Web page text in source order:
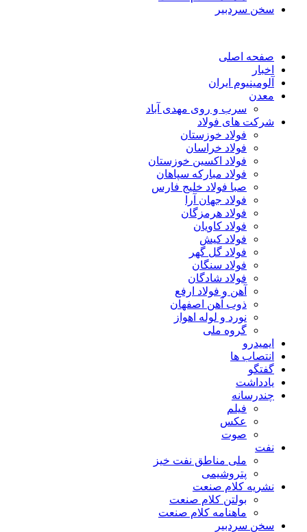
سخن سردبیر
صفحه اصلی
اخبار
آلومینیوم ایران
معدن
سرب و روی مهدی آباد
شرکت های فولاد
فولاد خوزستان
فولاد خراسان
فولاد اکسین خوزستان
فولاد مبارکه سپاهان
صبا فولاد خلیج فارس
فولاد جهان آرا
فولاد هرمزگان
فولاد کاویان
فولاد کیش
فولاد گل گهر
فولاد سنگان
فولاد شادگان
آهن و فولاد ارفع
ذوب آهن اصفهان
نورد و لوله اهواز
گروه ملی
ایمیدرو
انتصاب ها
گفتگو
یادداشت
چندرسانه
فیلم
عکس
صوت
نفت
ملی مناطق نفت خیز
پتروشیمی
نشریه کلام صنعت
بولتن کلام صنعت
ماهنامه کلام صنعت
سخن سردبیر